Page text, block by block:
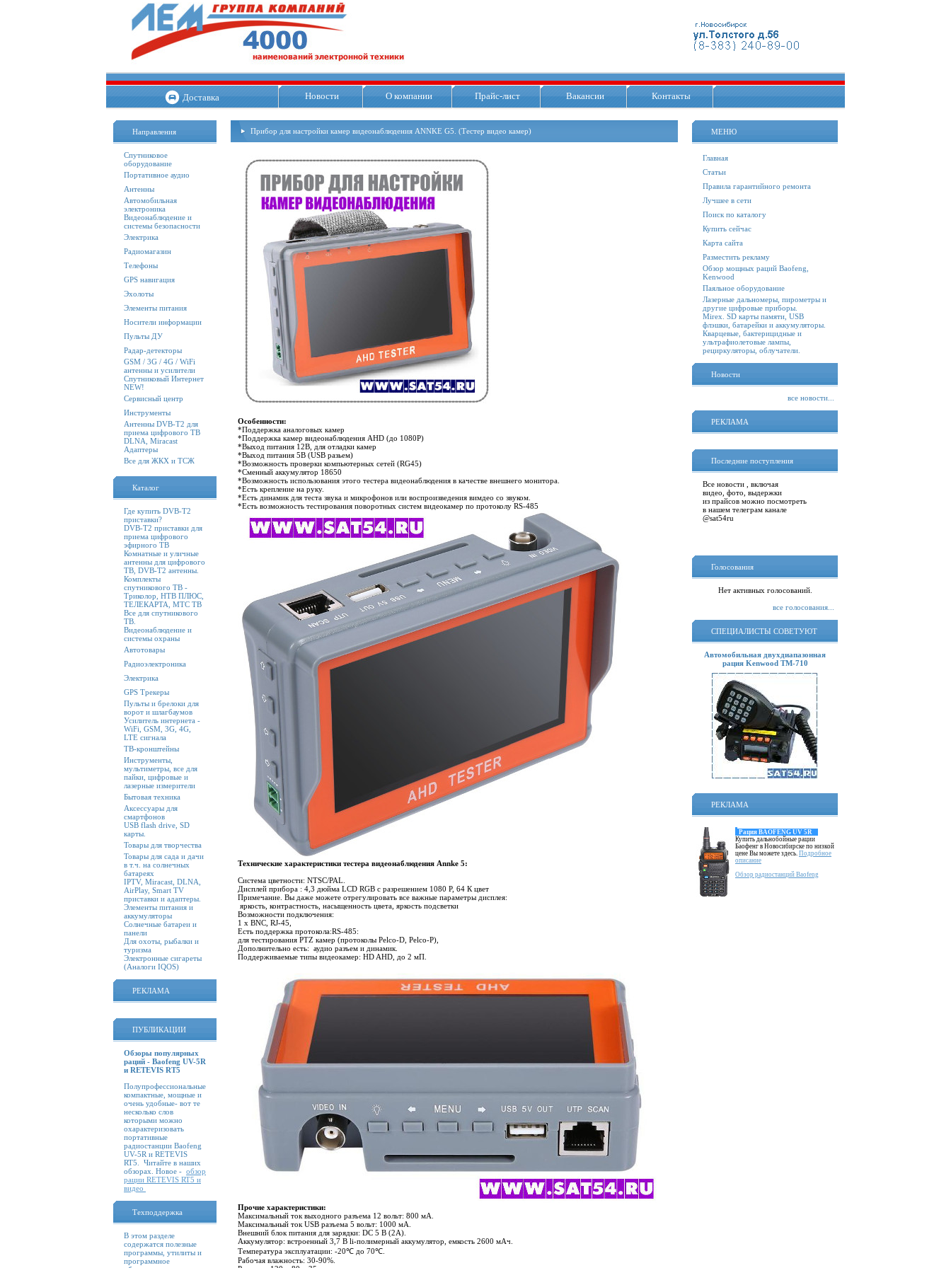
Доставка Новости О компании Прайс-лист Вакансии Контакты
Направления
Спутниковое
оборудование
Портативное аудио
Антенны
Автомобильная
электроника
Видеонаблюдение и
системы безопасности
Электрика
Радиомагазин
Телефоны
GPS навигация
Эхолоты
Элементы питания
Носители информации
Пульты ДУ
Радар-детекторы
GSM / 3G / 4G / WiFi
антенны и усилители
Спутниковый Интернет
NEW!
Сервисный центр
Инструменты
Антенны DVB-T2 для
приема цифрового ТВ
DLNA, Miracast
Адаптеры
Все для ЖКХ и ТСЖ
Каталог
Где купить DVB-T2
приставки?
DVB-T2 приставки для
приема цифрового
эфирного ТВ
Комнатные и уличные
антенны для цифрового
ТВ, DVB-T2 антенны.
Комплекты
спутникового ТВ -
Триколор, НТВ ПЛЮС,
ТЕЛЕКАРТА, МТС ТВ
Все для спутникового
ТВ.
Видеонаблюдение и
системы охраны
Автотовары
Радиоэлектроника
Электрика
GPS Трекеры
Пульты и брелоки для
ворот и шлагбаумов
Усилитель интернета -
WiFi, GSM, 3G, 4G,
LTE сигнала
ТВ-кронштейны
Инструменты,
мультиметры, все для
пайки, цифровые и
лазерные измерители
Бытовая техника
Аксессуары для
смартфонов
USB flash drive, SD
карты.
Товары для творчества
Товары для сада и дачи
в т.ч. на солнечных
батареях
IPTV, Miracast, DLNA,
AirPlay, Smart TV
приставки и адаптеры.
Элементы питания и
аккумуляторы
Солнечные батареи и
панели
Для охоты, рыбалки и
туризма
Электронные сигареты
(Аналоги IQOS)
РЕКЛАМА
ПУБЛИКАЦИИ
Обзоры популярных
раций - Baofeng UV-5R
и RETEVIS RT5
Полупрофессиональные
компактные, мощные и
очень удобные- вот те
несколько слов
которыми можно
охарактеризовать
портативные
радиостанции Baofeng
UV-5R и RETEVIS
RT5. Читайте в наших
обзорах. Новое - обзор
рации RETEVIS RT5 и
видео
Техподдержка
В этом разделе
содержатся полезные
программы, утилиты и
программное
Прибор для настройки камер видеонаблюдения ANNKE G5. (Тестер видео камер)
Особенности:
*Поддержка аналоговых камер
*Поддержка камер видеонаблюдения AHD (до 1080P)
*Выход питания 12В, для отладки камер
*Выход питания 5В (USB разьем)
*Возможность проверки компьютерных сетей (RG45)
*Сменный аккумулятор 18650
*Возможность использования этого тестера видеонаблюдения в качестве внешнего монитора.
*Есть крепление на руку.
*Есть динамик для теста звука и микрофонов или воспроизведения вимдео со звуком.
*Есть возможность тестирования поворотных систем видеокамер по протоколу RS-485
Технические характеристики тестера видеонаблюдения Annke 5:
Система цветности: NTSC/PAL.
Дисплей прибора : 4,3 дюйма LCD RGB с разрешением 1080 Р, 64 К цвет
Примечание. Вы даже можете отрегулировать все важные параметры дисплея:
яркость, контрастность, насыщенность цвета, яркость подсветки
Возможности подключения:
1 х BNC, RJ-45,
Есть поддержка протокола:RS-485:
для тестирования PTZ камер (протоколы Pelco-D, Pelco-P),
Дополнительно есть: аудио разъем и динамик.
Поддерживаемые типы видеокамер: HD AHD, до 2 мП.
Прочие характеристики:
Максимальный ток выходного разъема 12 вольт: 800 мА.
Максимальный ток USB разъема 5 вольт: 1000 мА.
Внешний блок питания для зарядки: DC 5 В (2A).
Аккумулятор: встроенный 3,7 В li-полимерный аккумулятор, емкость 2600 мАч.
Температура эксплуатации: -20℃ до 70℃.
Рабочая влажность: 30-90%.
МЕНЮ
Главная
Статьи
Правила гарантийного ремонта
Лучшее в сети
Поиск по каталогу
Купить сейчас
Карта сайта
Разместить рекламу
Обзор мощных раций Baofeng,
Kenwood
Паяльное оборудование
Лазерные дальномеры, пирометры и
другие цифровые приборы.
Mirex. SD карты памяти, USB
флэшки, батарейки и аккумуляторы.
Кварцевые, бактерицидные и
ультрафиолетовые лампы,
рециркуляторы, облучатели.
Новости
все новости...
РЕКЛАМА
Последние поступления
Все новости , включая
видео, фото, выдержки
из прайсов можно посмотреть
в нашем телеграм канале
@sat54ru
Голосования
Нет активных голосований.
все голосования...
СПЕЦИАЛИСТЫ СОВЕТУЮТ
Автомобильная двухдиапазонная
рация Kenwood TM-710
РЕКЛАМА
Рация BAOFENG UV 5R
Купить дальнобойные рации
Баофенг в Новосибирске по низкой
цене Вы можете здесь. Подробное
описание
Обзор радиостанций Baofeng